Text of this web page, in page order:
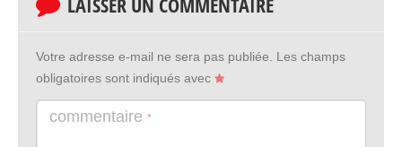
LAISSER UN COMMENTAIRE
Votre adresse e-mail ne sera pas publiée.
Les champs
obligatoires sont indiqués avec
commentaire *